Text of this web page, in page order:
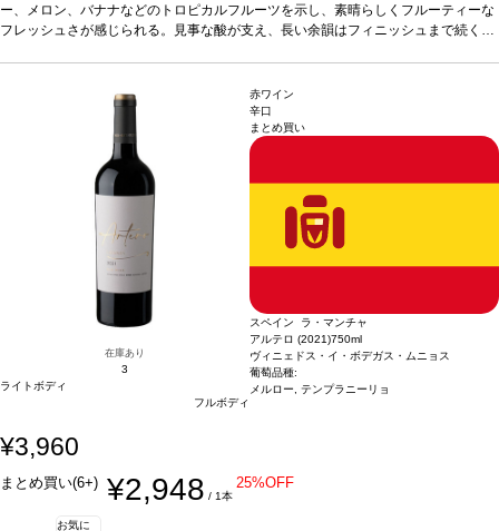
パッチョ、貝類、蒸し魚やグリル魚、パテ、チーズ、チキン、野菜のテリーヌ、サ
ラダ、タパスや前菜などと好相性。葡萄品種 シャルドネ 100%*本ヴィンテージが
ー、メロン、バナナなどのトロピカルフルーツを示し、素晴らしくフルーティーな
フレッシュさが感じられる。見事な酸が支え、長い余韻はフィニッシュまで続く。
ラダ、タパスや前菜などと好相性。
葡萄品種 シャルドネ 100%
在庫切れの場合、在庫があり価格が同様の場合は自動的に次のヴィンテージに変更
されます、ご了承ください。
在庫あり
3
ライトボディ
フルボディ
赤ワイン
辛口
まとめ買い
スペイン ラ・マンチャ
アルテロ (2021)750ml
ヴィニェドス・イ・ボデガス・ムニョス
葡萄品種:
メルロー, テンプラニーリョ
¥3,960
まとめ買い(6+) ¥2,948 / 1本
25%OFF
お気に